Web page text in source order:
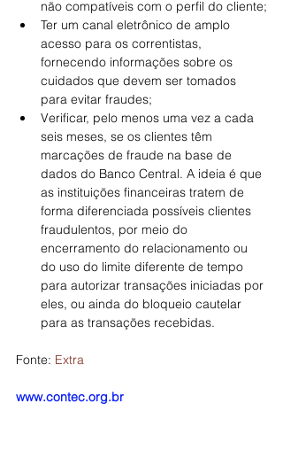
não compatíveis com o perfil do cliente;
Ter um canal eletrônico de amplo
acesso para os correntistas,
fornecendo informações sobre os
cuidados que devem ser tomados
para evitar fraudes;
Verificar, pelo menos uma vez a cada
seis meses, se os clientes têm
marcações de fraude na base de
dados do Banco Central. A ideia é que
as instituições financeiras tratem de
forma diferenciada possíveis clientes
fraudulentos, por meio do
encerramento do relacionamento ou
do uso do limite diferente de tempo
para autorizar transações iniciadas por
eles, ou ainda do bloqueio cautelar
para as transações recebidas.
Fonte: Extra
www.contec.org.br